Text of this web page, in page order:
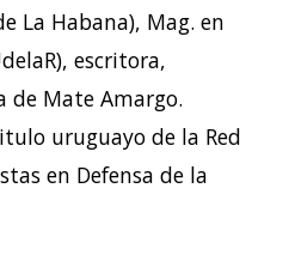
La Habana), Mag. en
escritora,
de Mate Amargo.
uruguayo de la Red
en Defensa de la